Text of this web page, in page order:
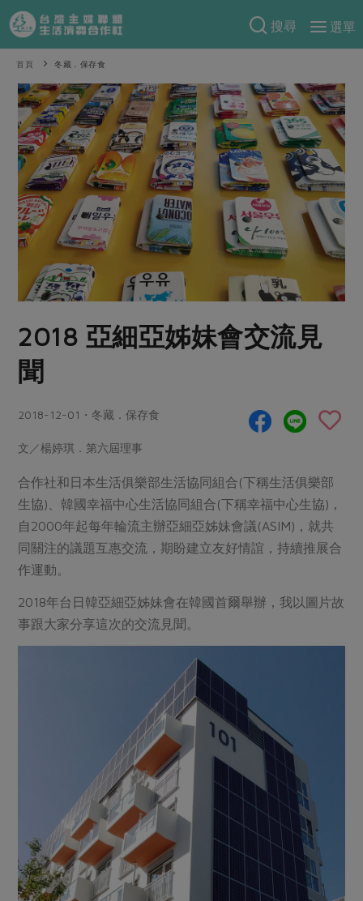
搜尋
選單
產品分類
當季蔬果
一籃菜 當令水果
芽苗類 蕈菇類
辛香料類
奶蛋豆・五穀
乳製品
豆製品 米麵雜糧
肉品・水產
畜產肉類
調理食材・點心
調味醬料/南北貨 烘焙
休閒零嘴 沖泡飲品
保健食品
居家好物
美妝保養 個人清潔
圖書禮品
優惠專區
素食專區
樂齡友善
食譜料理
食材
米食
麵食
肉食
常備菜
蛋料理
醬料
湯品．鍋物
漬物
涼拌沙拉
飲品
主題食譜
高麗菜海鮮煎餅
特別企畫
預購活動
把最好的台灣味帶回家！
防災用品預購圓滿結束
2026年端午節預購圓滿結束
更多預購活動
合作25-經典快閃最後一週
合作25-精選產品第四彈
合作25-精選產品第三彈
議題活動
主婦聯盟X樂齡網特約優惠案
更多議題活動
把最好的台灣味帶回家！
綠主張
觀點文章
主婦食堂 一籃菜真心話
社內大小事 合作聯合國
樂齡生活 親子食育
廚房瑜伽
關注議題
減硝酸鹽
非基改運動 支持本土農糧
廢核運動 能源議題
減添加物 減塑減廢
公益金
關於合作社
認識合作社
關於我們
合作社組織
產品檢驗
自主把關
硝酸鹽檢驗
社員權益
社務專區
地區活動
社務會議 地區活動
活動報下載
重要公告
首頁 冬藏．保存食
2018 亞細亞姊妹會交流見
聞
2018-12-01・冬藏．保存食
文／楊婷琪．第六屆理事
合作社和日本生活俱樂部生活協同組合(下稱生活俱樂部
生協)、韓國幸福中心生活協同組合(下稱幸福中心生協)，
自2000年起每年輪流主辦亞細亞姊妹會議(ASIM)，就共
同關注的議題互惠交流，期盼建立友好情誼，持續推展合
作運動。
2018年台日韓亞細亞姊妹會在韓國首爾舉辦，我以圖片故
事跟大家分享這次的交流見聞。